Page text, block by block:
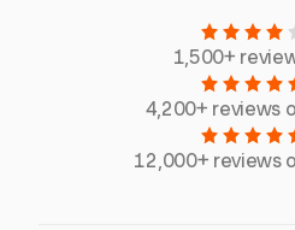
1,500+
4,200+ reviews
12,000+ reviews